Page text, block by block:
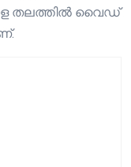
തലത്തിൽ വൈഡ്